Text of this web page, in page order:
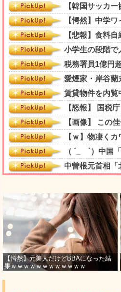
【愕然】元美人だけどBBAになった結
果ｗｗｗｗｗｗｗｗｗｗｗｗ